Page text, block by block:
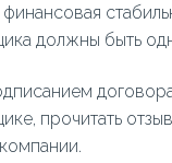
должны быть
прочитать